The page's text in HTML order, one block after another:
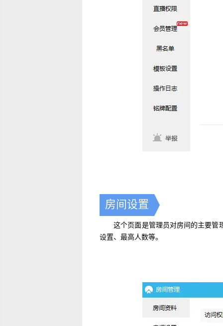
房间设置
这个页面是管理员对房间的主要管
设置、最高人数等。